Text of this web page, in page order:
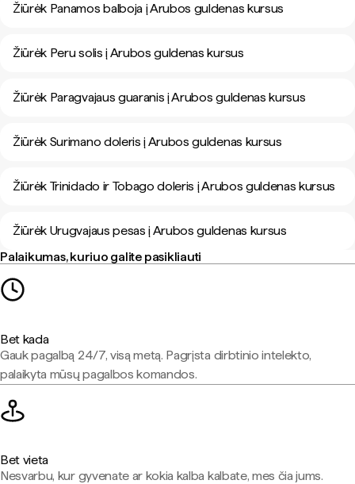
Žiūrėk Panamos balboja į Arubos guldenas kursus
Žiūrėk Peru solis į Arubos guldenas kursus
Žiūrėk Paragvajaus guaranis į Arubos guldenas kursus
Žiūrėk Surimano doleris į Arubos guldenas kursus
Žiūrėk Trinidado ir Tobago doleris į Arubos guldenas kursus
Žiūrėk Urugvajaus pesas į Arubos guldenas kursus
Palaikumas, kuriuo galite pasikliauti
Bet kada
Gauk pagalbą 24/7, visą metą. Pagrįsta dirbtinio intelekto,
palaikyta mūsų pagalbos komandos.
Bet vieta
Nesvarbu, kur gyvenate ar kokia kalba kalbate, mes čia jums.